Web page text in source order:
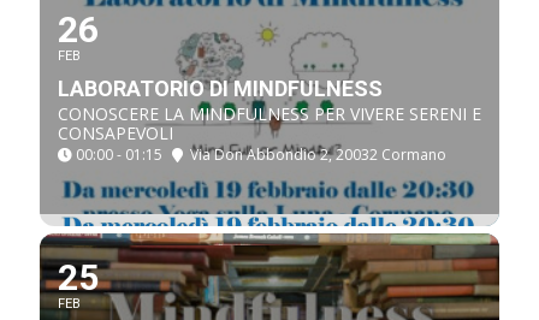
26
FEB
LABORATORIO DI MINDFULNESS
CONOSCERE LA MINDFULNESS PER VIVERE SERENI E
CONSAPEVOLI
00:00 - 01:15 Via Don Abbondio 2, 20032 Cormano
25
FEB